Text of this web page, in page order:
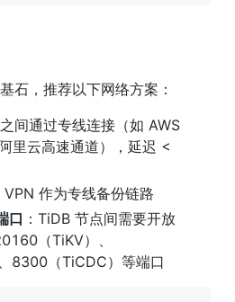
石，推荐以下网络方案：
之间通过专线连接（如 AWS
里云高速通道），延迟 <
VPN 作为专线备份链路
口 ：TiDB 节点间需要开放
（TiKV）、
8300（TiCDC）等端口